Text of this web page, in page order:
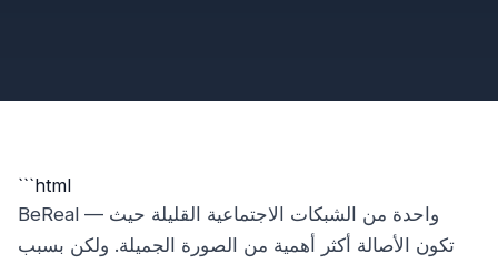
```html
BeReal — واحدة من الشبكات الاجتماعية القليلة حيث
تكون الأصالة أكثر أهمية من الصورة الجميلة. ولكن بسبب